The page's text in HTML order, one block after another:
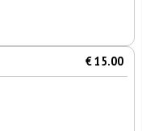
€ 15.00